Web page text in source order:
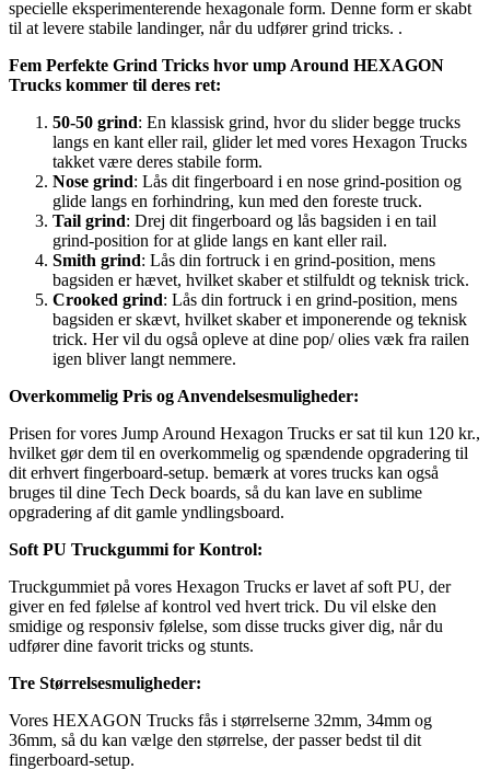
specielle eksperimenterende hexagonale form. Denne form er skabt
til at levere stabile landinger, når du udfører grind tricks. .
Fem Perfekte Grind Tricks hvor ump Around HEXAGON
Trucks kommer til deres ret:
50-50 grind: En klassisk grind, hvor du slider begge trucks
langs en kant eller rail, glider let med vores Hexagon Trucks
takket være deres stabile form.
Nose grind: Lås dit fingerboard i en nose grind-position og
glide langs en forhindring, kun med den foreste truck.
Tail grind: Drej dit fingerboard og lås bagsiden i en tail
grind-position for at glide langs en kant eller rail.
Smith grind: Lås din fortruck i en grind-position, mens
bagsiden er hævet, hvilket skaber et stilfuldt og teknisk trick.
Crooked grind: Lås din fortruck i en grind-position, mens
bagsiden er skævt, hvilket skaber et imponerende og teknisk
trick. Her vil du også opleve at dine pop/ olies væk fra railen
igen bliver langt nemmere.
Overkommelig Pris og Anvendelsesmuligheder:
Prisen for vores Jump Around Hexagon Trucks er sat til kun 120 kr.,
hvilket gør dem til en overkommelig og spændende opgradering til
dit erhvert fingerboard-setup. bemærk at vores trucks kan også
bruges til dine Tech Deck boards, så du kan lave en sublime
opgradering af dit gamle yndlingsboard.
Soft PU Truckgummi for Kontrol:
Truckgummiet på vores Hexagon Trucks er lavet af soft PU, der
giver en fed følelse af kontrol ved hvert trick. Du vil elske den
smidige og responsiv følelse, som disse trucks giver dig, når du
udfører dine favorit tricks og stunts.
Tre Størrelsesmuligheder:
Vores HEXAGON Trucks fås i størrelserne 32mm, 34mm og
36mm, så du kan vælge den størrelse, der passer bedst til dit
fingerboard-setup.